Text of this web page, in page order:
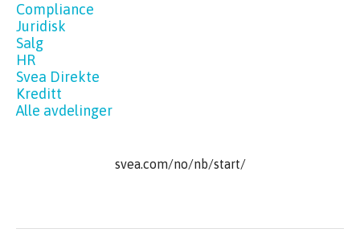
Compliance
Juridisk
Salg
HR
Svea Direkte
Kreditt
Alle avdelinger
svea.com/no/nb/start/